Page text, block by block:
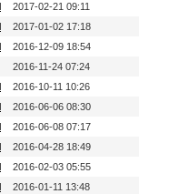
2017-02-21 09:11
2017-01-02 17:18
2016-12-09 18:54
2016-11-24 07:24
2016-10-11 10:26
2016-06-06 08:30
2016-06-08 07:17
2016-04-28 18:49
2016-02-03 05:55
2016-01-11 13:48